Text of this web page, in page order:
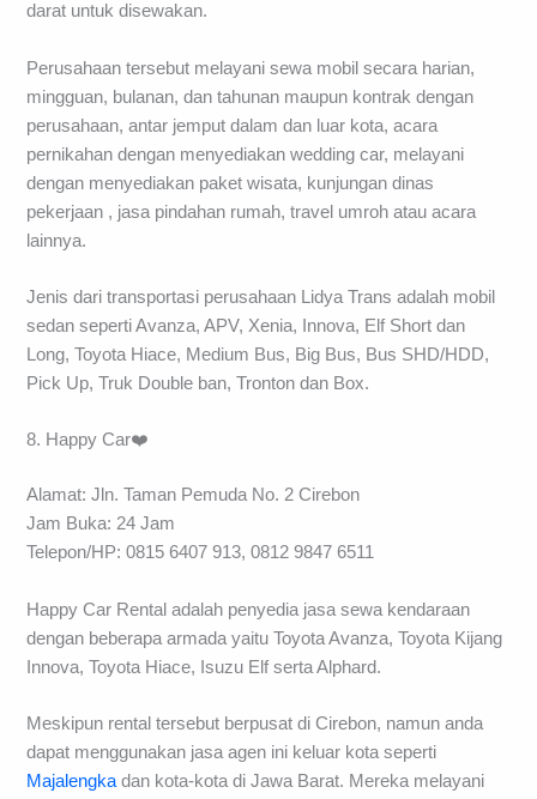
darat untuk disewakan.
Perusahaan tersebut melayani sewa mobil secara harian,
mingguan, bulanan, dan tahunan maupun kontrak dengan
perusahaan, antar jemput dalam dan luar kota, acara
pernikahan dengan menyediakan wedding car, melayani
dengan menyediakan paket wisata, kunjungan dinas
pekerjaan , jasa pindahan rumah, travel umroh atau acara
lainnya.
Jenis dari transportasi perusahaan Lidya Trans adalah mobil
sedan seperti Avanza, APV, Xenia, Innova, Elf Short dan
Long, Toyota Hiace, Medium Bus, Big Bus, Bus SHD/HDD,
Pick Up, Truk Double ban, Tronton dan Box.
8. Happy Car❤️
Alamat: Jln. Taman Pemuda No. 2 Cirebon
Jam Buka: 24 Jam
Telepon/HP: 0815 6407 913, 0812 9847 6511
Happy Car Rental adalah penyedia jasa sewa kendaraan
dengan beberapa armada yaitu Toyota Avanza, Toyota Kijang
Innova, Toyota Hiace, Isuzu Elf serta Alphard.
Meskipun rental tersebut berpusat di Cirebon, namun anda
dapat menggunakan jasa agen ini keluar kota seperti
Majalengka dan kota-kota di Jawa Barat. Mereka melayani